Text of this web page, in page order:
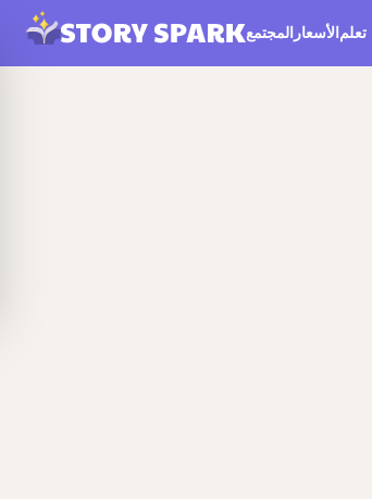
المجتمع الأسعارتعلم